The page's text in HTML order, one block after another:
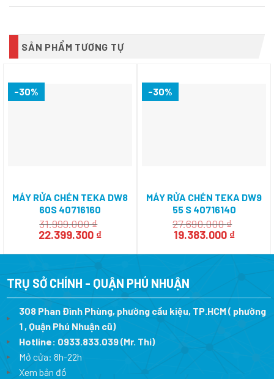
SẢN PHẨM TƯƠNG TỰ
-30%
MÁY RỬA CHÉN TEKA DW8
60S 40716160
31.999.000₫
Giá
là:
22.399.300 ₫Giá
tại
22.399.300 ₫.
-30%
MÁY RỬA CHÉN TEKA DW9
55 S 40716140
27.690.000₫
Giá
là:
19.383.000 ₫Giá
tại
TRỤ SỞ CHÍNH - QUẬN PHÚ NHUẬN
308 Phan Đình Phùng, phường cầu kiệu, TP.HCM ( phường
1 , Quận Phú Nhuận cũ)
Hotline: 0933.833.039(Mr. Thi)
Mở cửa: 8h-22h
Xem bản đồ